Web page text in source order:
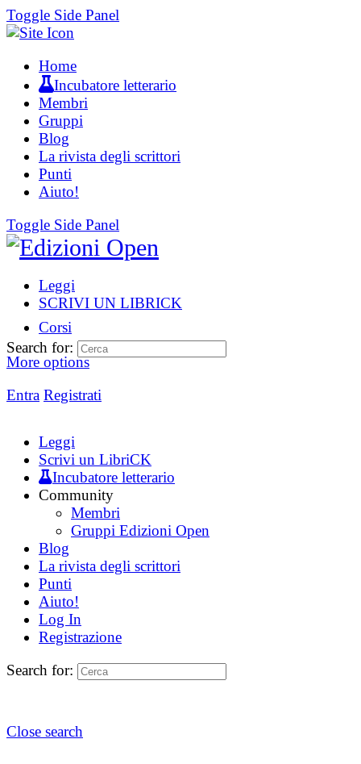
Toggle Side Panel
Home
Incubatore letterario
Membri
Gruppi
Blog
La rivista degli scrittori
Punti
Aiuto!
Toggle Side Panel
Leggi
SCRIVI UN LIBRICK
Corsi
More options
Entra Registrati
Search for:
Leggi
Scrivi un LibriCK
Incubatore letterario
Community
Membri
Gruppi Edizioni Open
Blog
La rivista degli scrittori
Punti
Aiuto!
Log In
Registrazione
Search for:
Close search